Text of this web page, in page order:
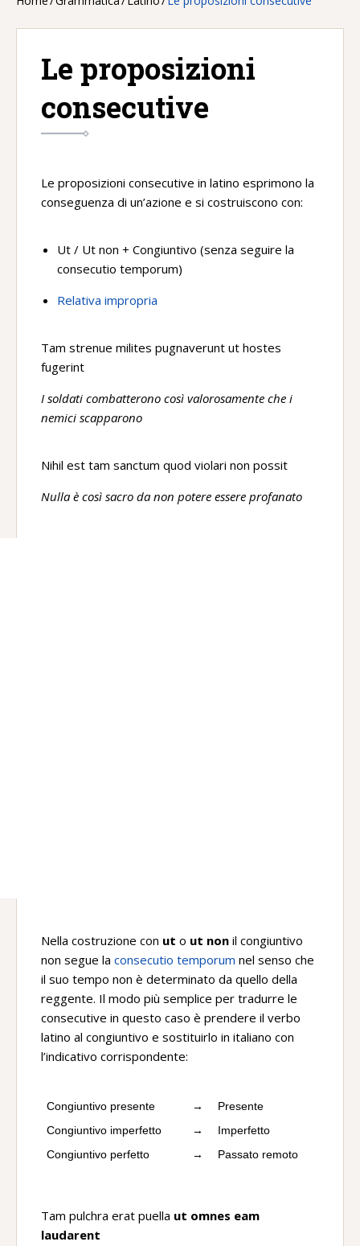
Le proposizioni
consecutive
Le proposizioni consecutive in latino esprimono la
conseguenza di un’azione e si costruiscono con:
Ut / Ut non + Congiuntivo (senza seguire la
consecutio temporum)
Relativa impropria
Tam strenue milites pugnaverunt ut hostes
fugerint
I soldati combatterono così valorosamente che i
nemici scapparono
Nihil est tam sanctum quod violari non possit
Nulla è così sacro da non potere essere profanato
Nella costruzione con ut o ut non il congiuntivo
non segue la consecutio temporum nel senso che
il suo tempo non è determinato da quello della
reggente. Il modo più semplice per tradurre le
consecutive in questo caso è prendere il verbo
latino al congiuntivo e sostituirlo in italiano con
l’indicativo corrispondente:
Congiuntivo presente →
Presente
Congiuntivo imperfetto
→
Imperfetto
Congiuntivo perfetto
→ Passato remoto
Tam pulchra erat puella ut omnes eam
laudarent